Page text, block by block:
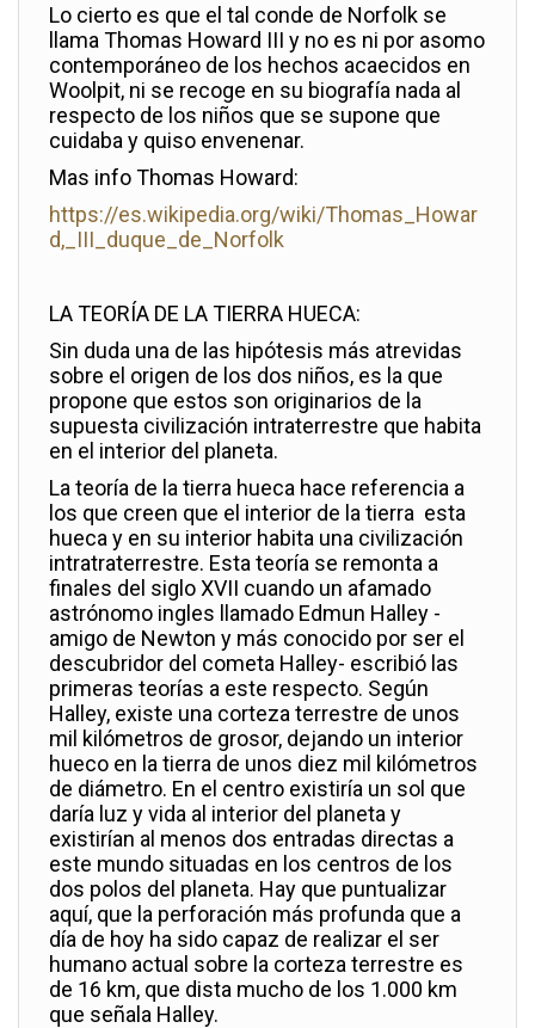
Lo cierto es que el tal conde de Norfolk se
llama Thomas Howard III y no es ni por asomo
contemporáneo de los hechos acaecidos en
Woolpit, ni se recoge en su biografía nada al
respecto de los niños que se supone que
cuidaba y quiso envenenar.
Mas info Thomas Howard:
https://es.wikipedia.org/wiki/Thomas_Howar
d,_III_duque_de_Norfolk
LA TEORÍA DE LA TIERRA HUECA:
Sin duda una de las hipótesis más atrevidas
sobre el origen de los dos niños, es la que
propone que estos son originarios de la
supuesta civilización intraterrestre que habita
en el interior del planeta.
La teoría de la tierra hueca hace referencia a
los que creen que el interior de la tierra esta
hueca y en su interior habita una civilización
intratraterrestre. Esta teoría se remonta a
finales del siglo XVII cuando un afamado
astrónomo ingles llamado Edmun Halley -
amigo de Newton y más conocido por ser el
descubridor del cometa Halley- escribió las
primeras teorías a este respecto. Según
Halley, existe una corteza terrestre de unos
mil kilómetros de grosor, dejando un interior
hueco en la tierra de unos diez mil kilómetros
de diámetro. En el centro existiría un sol que
daría luz y vida al interior del planeta y
existirían al menos dos entradas directas a
este mundo situadas en los centros de los
dos polos del planeta. Hay que puntualizar
aquí, que la perforación más profunda que a
día de hoy ha sido capaz de realizar el ser
humano actual sobre la corteza terrestre es
de 16 km, que dista mucho de los 1.000 km
que señala Halley.